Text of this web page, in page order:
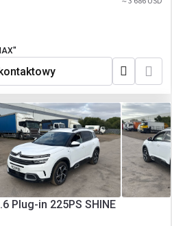
Plug-in 225PS SHINE